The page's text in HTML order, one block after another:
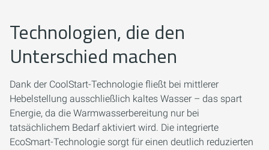
Technologien, die den
Unterschied machen
Dank der CoolStart-Technologie fließt bei mittlerer
Hebelstellung ausschließlich kaltes Wasser – das spart
Energie, da die Warmwasserbereitung nur bei
tatsächlichem Bedarf aktiviert wird. Die integrierte
EcoSmart-Technologie sorgt für einen deutlich reduzierten